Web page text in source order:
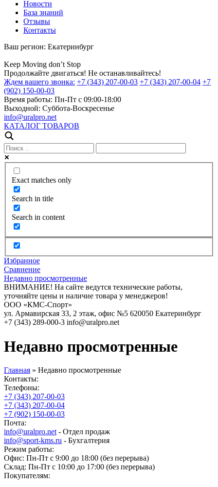
Новости
База знаний
Отзывы
Контакты
Ваш регион: Екатеринбург
Keep Moving don’t Stop
Продолжайте двигаться! Не останавливайтесь!
Ждем вашего звонка: +7 (343) 207-00-03 +7 (343) 207-00-04 +7
(902) 150-00-03
Время работы: Пн-Пт с 09:00-18:00
Выходной: Суббота-Воскресенье
info@uralpro.net
КАТАЛОГ ТОВАРОВ
Exact matches only
Search in title
Search in content
Избранное
Сравнение
Недавно просмотренные
ВНИМАНИЕ! На сайте ведутся технические работы,
уточняйте цены и наличие товара у менеджеров!
ООО «КМС-Спорт»
ул. Армавирская 33, 2 этаж, офис №5 620050 Екатеринбург
+7 (343) 289-000-3 info@uralpro.net
Недавно просмотренные
Главная » Недавно просмотренные
Контакты:
Телефоны:
+7 (343) 207-00-03
+7 (343) 207-00-04
+7 (902) 150-00-03
Почта:
info@uralpro.net - Отдел продаж
info@sport-kms.ru - Бухгалтерия
Режим работы:
Офис: Пн-Пт с 9:00 до 18:00 (без перерыва)
Склад: Пн-Пт с 10:00 до 17:00 (без перерыва)
Покупателям: